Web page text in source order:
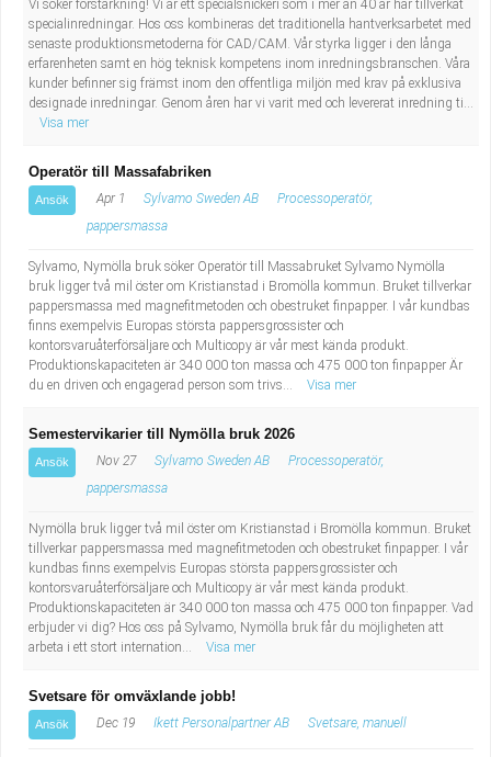
Industriell tillverkning
Installation, drift, underhåll
Kropps- och skönhetsvård
Kultur, media, design
Militärt arbete
Naturbruk
Naturvetenskapligt arbete
Pedagogiskt arbete
Sanering och renhållning
Säkerhetsarbete
Tekniskt arbete
Behandlingsassistent/Socialpedagog
Tandsköterska
Budbilsförare
Tidningsbud/Tidningsdistributör
Lärare i fritidshem/Fritidspedagog
Taxiförare/Taxichaufför
Läkarsekreterare/Vårdadmin/Medicinsk
sekreterare
Lastbilsförare m.fl.
Fastighetsskötare
Informatör/Kommunikatör
Brevbärare
Kock, storhushåll
Vi söker förstärkning! Vi är ett specialsnickeri som i mer än 40 år har tillverkat
specialinredningar. Hos oss kombineras det traditionella hantverksarbetet med
senaste produktionsmetoderna för CAD/CAM. Vår styrka ligger i den långa
erfarenheten samt en hög teknisk kompetens inom inredningsbranschen. Våra
kunder befinner sig främst inom den offentliga miljön med krav på exklusiva
designade inredningar. Genom åren har vi varit med och levererat inredning ti...
Visa mer
Operatör till Massafabriken
Ansök Apr 1 Sylvamo Sweden AB
Processoperatör,
pappersmassa
Sylvamo, Nymölla bruk söker Operatör till Massabruket Sylvamo Nymölla
bruk ligger två mil öster om Kristianstad i Bromölla kommun. Bruket tillverkar
pappersmassa med magnefitmetoden och obestruket finpapper. I vår kundbas
finns exempelvis Europas största pappersgrossister och
kontorsvaruåterförsäljare och Multicopy är vår mest kända produkt.
Produktionskapaciteten är 340 000 ton massa och 475 000 ton finpapper Är
du en driven och engagerad person som trivs...
Visa mer
Semestervikarier till Nymölla bruk 2026
Ansök Nov 27 Sylvamo Sweden AB
Processoperatör,
pappersmassa
Nymölla bruk ligger två mil öster om Kristianstad i Bromölla kommun. Bruket
tillverkar pappersmassa med magnefitmetoden och obestruket finpapper. I vår
kundbas finns exempelvis Europas största pappersgrossister och
kontorsvaruåterförsäljare och Multicopy är vår mest kända produkt.
Produktionskapaciteten är 340 000 ton massa och 475 000 ton finpapper. Vad
erbjuder vi dig? Hos oss på Sylvamo, Nymölla bruk får du möjligheten att
arbeta i ett stort internation...
Visa mer
Svetsare för omväxlande jobb!
Ansök Dec 19 Ikett Personalpartner AB Svetsare, manuell